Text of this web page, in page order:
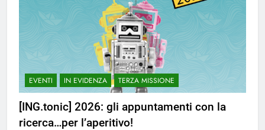
EVENTI IN EVIDENZA TERZA MISSIONE
[ING.tonic] 2026: gli appuntamenti con la
ricerca…per l’aperitivo!